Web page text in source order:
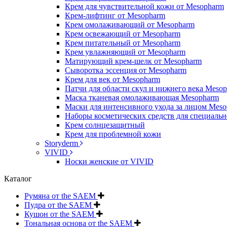
Крем для чувствительной кожи от Mesopharm
Крем-лифтинг от Mesopharm
Крем омолаживающий от Mesopharm
Крем освежающий от Mesopharm
Крем питательный от Mesopharm
Крем увлажняющий от Mesopharm
Матирующий крем-шелк от Mesopharm
Сыворотка эссенция от Mesopharm
Крем для век от Mesopharm
Патчи для области скул и нижнего века
Маска тканевая омолаживающая Mesopharm
Маски для интенсивного ухода за лицом
Наборы косметических средств для
Крем солнцезащитный
Крем для проблемной кожи
Storyderm
VIVID
Носки женские от VIVID
Каталог
Румяна от the SAEM
Пудра от the SAEM
Кушон от the SAEM
Тональная основа от the SAEM